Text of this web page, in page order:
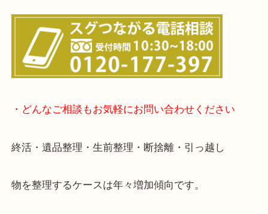
▽店頭査定のご案内▽
▽お電話の方は下記バナーをタップしてください▽